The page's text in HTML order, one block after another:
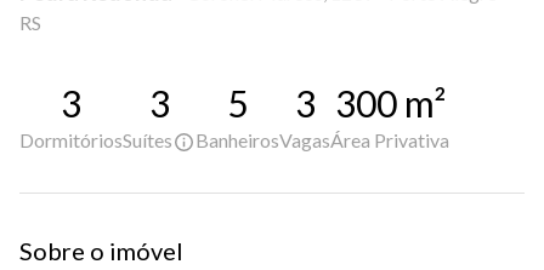
RS
3
Dormitórios
3
Suítes
5
Banheiros
3
Vagas
300 m²
Área Privativa
Sobre o imóvel